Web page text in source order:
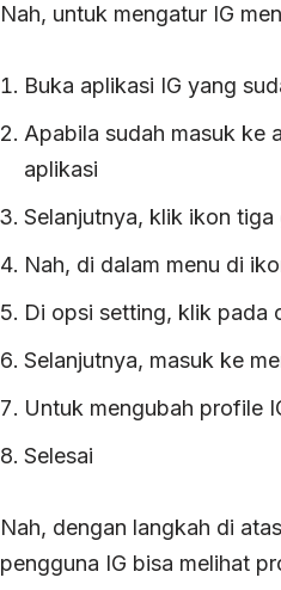
Nah, untuk mengatur IG
Buka aplikasi IG yang
Apabila sudah masuk ke
aplikasi
Selanjutnya, klik ikon
Nah, di dalam menu di
Di opsi setting, klik pada
Selanjutnya, masuk ke
Untuk mengubah profile
Selesai
Nah, dengan langkah di
pengguna IG bisa melihat